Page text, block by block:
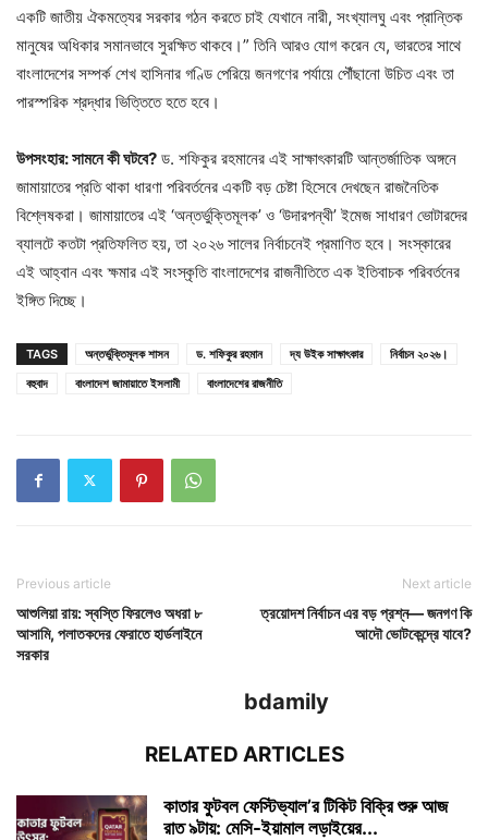
একটি জাতীয় ঐকমত্যের সরকার গঠন করতে চাই যেখানে নারী, সংখ্যালঘু এবং প্রান্তিক
মানুষের অধিকার সমানভাবে সুরক্ষিত থাকবে।” তিনি আরও যোগ করেন যে, ভারতের সাথে
বাংলাদেশের সম্পর্ক শেখ হাসিনার গণ্ডি পেরিয়ে জনগণের পর্যায়ে পৌঁছানো উচিত এবং তা
পারস্পরিক শ্রদ্ধার ভিত্তিতে হতে হবে।
উপসংহার: সামনে কী ঘটবে? ড. শফিকুর রহমানের এই সাক্ষাৎকারটি আন্তর্জাতিক অঙ্গনে
জামায়াতের প্রতি থাকা ধারণা পরিবর্তনের একটি বড় চেষ্টা হিসেবে দেখছেন রাজনৈতিক
বিশ্লেষকরা। জামায়াতের এই ‘অন্তর্ভুক্তিমূলক’ ও ‘উদারপন্থী’ ইমেজ সাধারণ ভোটারদের
ব্যালটে কতটা প্রতিফলিত হয়, তা ২০২৬ সালের নির্বাচনেই প্রমাণিত হবে। সংস্কারের
এই আহ্বান এবং ক্ষমার এই সংস্কৃতি বাংলাদেশের রাজনীতিতে এক ইতিবাচক পরিবর্তনের
ইঙ্গিত দিচ্ছে।
TAGS অন্তর্ভুক্তিমূলক শাসন ড. শফিকুর রহমান দ্য উইক সাক্ষাৎকার
নির্বাচন ২০২৬।
বহুবাদ
বাংলাদেশ জামায়াতে ইসলামী বাংলাদেশের রাজনীতি
Previous article
আশুলিয়া রায়: স্বস্তি ফিরলেও অধরা ৮
আসামি, পলাতকদের ফেরাতে হার্ডলাইনে
সরকার
Next article
ত্রয়োদশ নির্বাচন এর বড় প্রশ্ন— জনগণ কি
আদৌ ভোটকেন্দ্রে যাবে?
bdamily
RELATED ARTICLES
কাতার ফুটবল ফেস্টিভ্যাল’র টিকিট বিক্রি শুরু আজ
রাত ৯টায়: মেসি-ইয়ামাল লড়াইয়ের...